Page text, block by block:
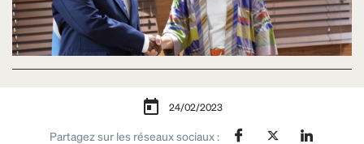
24/02/2023
Partagez sur les réseaux sociaux :